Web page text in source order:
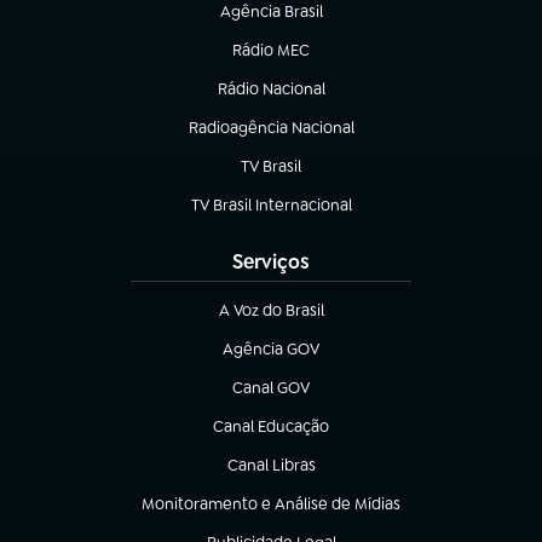
Agência Brasil
(abre em nova aba)
Rádio MEC
(abre em nova aba)
Rádio Nacional
Radioagência Nacional
(abre em nova aba)
TV Brasil
(abre em nova aba)
TV Brasil Internacional
(abre em nova aba)
Serviços
A Voz do Brasil
(abre em nova aba)
Agência GOV
(abre em nova aba)
Canal GOV
(abre em nova aba)
Canal Educação
(abre em nova aba)
Canal Libras
(abre em nova aba)
Monitoramento e Análise de Mídias
(abre em nova aba)